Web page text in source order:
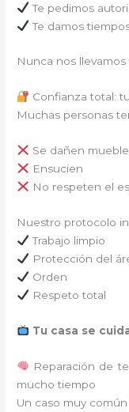
Te pedimos
Te damos
Nunca nos
Confianza total:
Muchas personas
Se dañen
Ensucien
No respeten el
Nuestro protocolo
Trabajo limpio
Protección del
Orden
Respeto total
Tu casa se
Reparación de
mucho tiempo
Un caso muy común